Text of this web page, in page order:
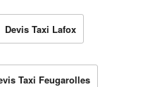
Devis Taxi Lafox
Taxi Feugarolles